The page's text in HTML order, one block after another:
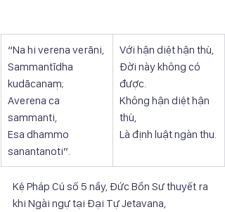
“Na hi verena verāni,
Sammantīdha
kudācanaṃ;
Averena ca
sammanti,
Esa dhammo
sanantanoti”.
Với hận diệt hận thù,
Đời này không có
được.
Không hận diệt hận
thù,
Là định luật ngàn thu.
Kệ Pháp Cú số 5 nầy, Đức Bổn Sư thuyết ra
khi Ngài ngự tại Đại Tự Jetavana,